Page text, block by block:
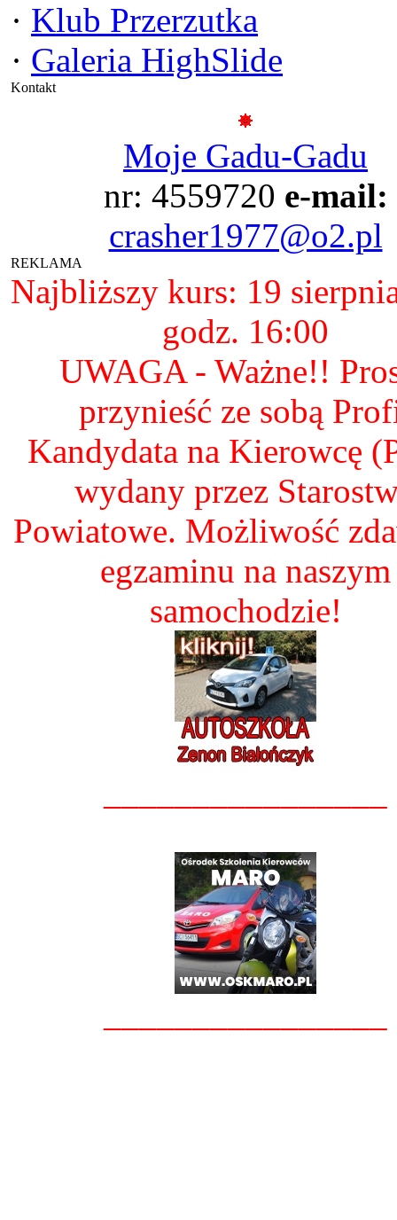
· Klub Przerzutka
· Galeria HighSlide
Kontakt
Moje Gadu-Gadu
nr: 4559720 e-mail:
crasher1977@o2.pl
REKLAMA
Najbliższy kurs: 19
godz. 16:00
UWAGA - Ważne!!
przynieść ze sobą
Kandydata na Kierowcę
wydany przez
Powiatowe. Możliwość
egzaminu na naszym
samochodzie!